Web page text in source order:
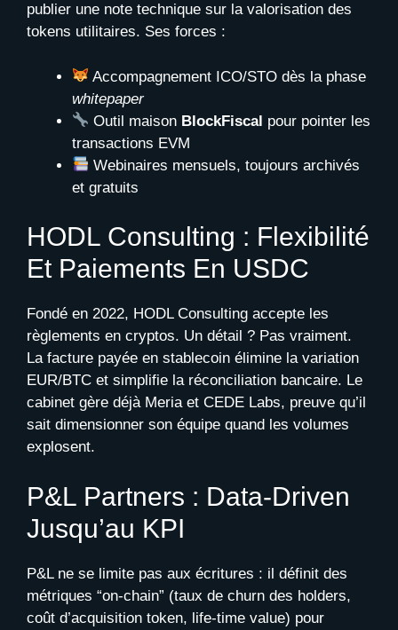
publier une note technique sur la valorisation des
tokens utilitaires. Ses forces :
Accompagnement ICO/STO dès la phase
whitepaper
Outil maison BlockFiscal pour pointer les
transactions EVM
Webinaires mensuels, toujours archivés
et gratuits
HODL Consulting : Flexibilité
Et Paiements En USDC
Fondé en 2022, HODL Consulting accepte les
règlements en cryptos. Un détail ? Pas vraiment.
La facture payée en stablecoin élimine la variation
EUR/BTC et simplifie la réconciliation bancaire. Le
cabinet gère déjà Meria et CEDE Labs, preuve qu’il
sait dimensionner son équipe quand les volumes
explosent.
P&L Partners : Data-Driven
Jusqu’au KPI
P&L ne se limite pas aux écritures : il définit des
métriques “on-chain” (taux de churn des holders,
coût d’acquisition token, life-time value) pour